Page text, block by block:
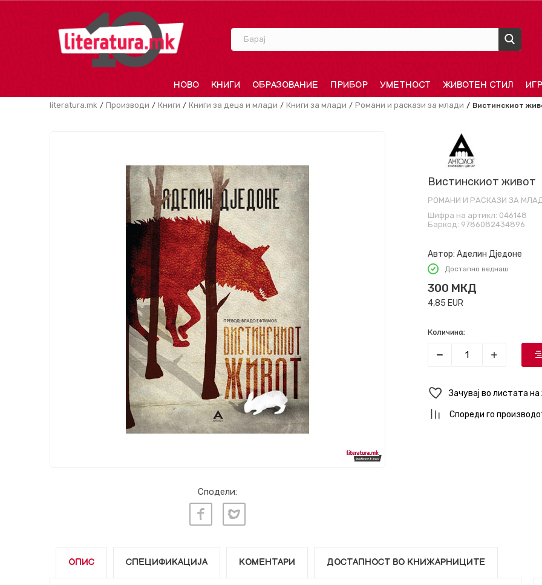
Барај
НОВО КНИГИ ОБРАЗОВАНИЕ ПРИБОР УМЕТНОСТ ЖИВОТЕН СТИЛ
literatura.mk Производи Книги Книги за деца и млади Книги за млади Романи и раскази за млади Вистинскиот
Сподели:
Вистинскиот живот
РОМАНИ И РАСКАЗИ ЗА
Шифра на артикл: 046148
Баркод: 9786082434896
Автор: Аделин Дједоне
Достапно веднаш
300 МКД
4,85 EUR
Количина:
Зачувај во листата
Спореди го
ОПИС СПЕЦИФИКАЦИЈА КОМЕНТАРИ ДОСТАПНОСТ ВО КНИЖАРНИЦИТЕ